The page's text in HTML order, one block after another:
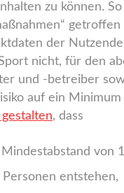
zu können.
der
nicht, für den
und -betreiber
auf ein
, dass
von
entstehen,